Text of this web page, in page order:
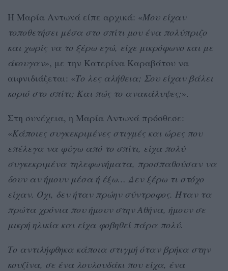
Η Μαρία Αντωνά είπε αρχικά: «Μου είχαν
τοποθετήσει μέσα στο σπίτι μου ένα πολύπριζο
και χωρίς να το ξέρω εγώ, είχε μικρόφωνο και με
άκουγαν», με την Κατερίνα Καραβάτου να
αιφνιδιάζεται: «Το λες αλήθεια; Σου είχαν βάλει
κοριό στο σπίτι; Και πώς το ανακάλυψες;».
Στη συνέχεια, η Μαρία Αντωνά πρόσθεσε:
«Κάποιες συγκεκριμένες στιγμές και ώρες που
επέλεγα να φύγω από το σπίτι, είχα πολύ
συγκεκριμένα τηλεφωνήματα, προσπαθούσαν να
δουν αν ήμουν μέσα ή έξω… Δεν ξέρω τι στόχο
είχαν. Όχι, δεν ήταν πρώην σύντροφος. Ήταν τα
πρώτα χρόνια που ήμουν στην Αθήνα, ήμουν σε
μικρή ηλικία και είχα φοβηθεί πάρα πολύ.
Το αντιλήφθηκα κάποια στιγμή όταν βρήκα στην
κουζίνα, σε ένα λουλουδάκι που είχα, ένα